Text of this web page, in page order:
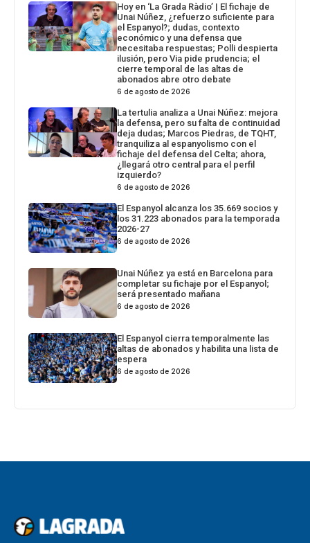
Hoy en ‘La Grada Ràdio’ | El fichaje de
Unai Núñez, ¿refuerzo suficiente para
el Espanyol?; dudas, contexto
económico y una defensa que
necesitaba respuestas; Polli despierta
ilusión, pero Via pide prudencia; el
cierre temporal de las altas de
abonados abre otro debate
6 de agosto de 2026
La tertulia analiza a Unai Núñez: mejora
la defensa, pero su falta de continuidad
deja dudas; Marcos Piedras, de TQHT,
tranquiliza al espanyolismo con el
fichaje del defensa del Celta; ahora,
¿llegará otro central para el perfil
izquierdo?
6 de agosto de 2026
El Espanyol alcanza los 35.669 socios y
los 31.223 abonados para la temporada
2026-27
6 de agosto de 2026
Unai Núñez ya está en Barcelona para
completar su fichaje por el Espanyol;
será presentado mañana
6 de agosto de 2026
El Espanyol cierra temporalmente las
altas de abonados y habilita una lista de
espera
6 de agosto de 2026